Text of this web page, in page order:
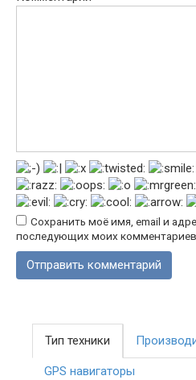
Сохранить моё имя, email и
последующих моих комментариев.
Тип техники
GPS навигаторы